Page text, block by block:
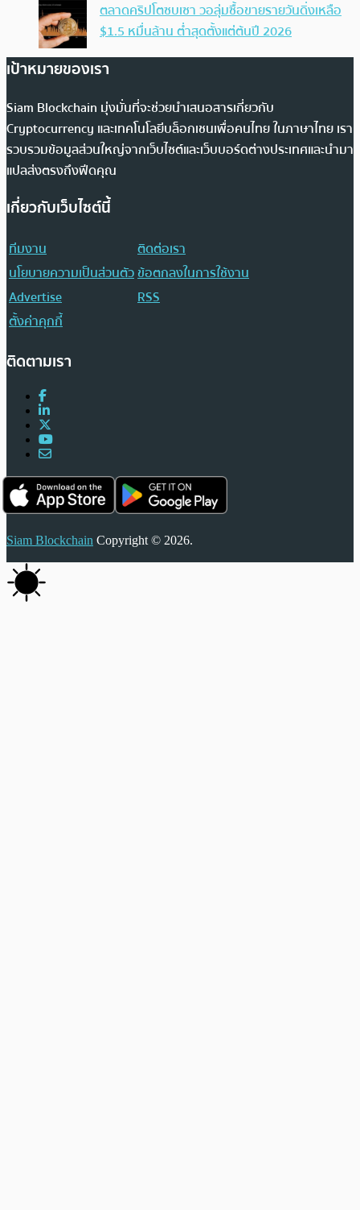
ตลาดคริปโตซบเซา วอลุ่มซื้อขายรายวันดิ่งเหลือ
$1.5 หมื่นล้าน ต่ำสุดตั้งแต่ต้นปี 2026
เป้าหมายของเรา
Siam Blockchain มุ่งมั่นที่จะช่วยนำเสนอสารเกี่ยวกับ
Cryptocurrency และเทคโนโลยีบล็อกเชนเพื่อคนไทย ในภาษาไทย เรา
รวบรวมข้อมูลส่วนใหญ่จากเว็บไซต์และเว็บบอร์ดต่างประเทศและนำมา
แปลส่งตรงถึงฟีดคุณ
เกี่ยวกับเว็บไซต์นี้
ทีมงาน
ติดต่อเรา
นโยบายความเป็นส่วนตัวข้อตกลงในการใช้งาน
Advertise
RSS
ตั้งค่าคุกกี้
ติดตามเรา
Siam Blockchain Copyright © 2026.